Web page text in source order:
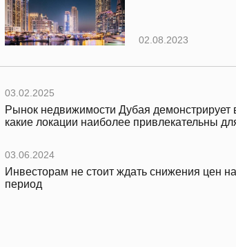
02.08.2023
03.02.2025
Рынок недвижимости Дубая демонстрирует
какие локации наиболее привлекательны
03.06.2024
Инвесторам не стоит ждать снижения цен
период